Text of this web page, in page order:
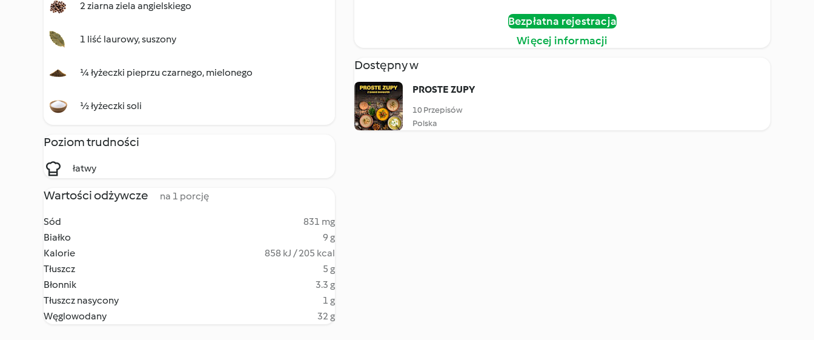
2 ziarna ziela angielskiego
1 liść laurowy, suszony
¼ łyżeczki pieprzu czarnego, mielonego
½ łyżeczki soli
Poziom trudności
łatwy
Wartości odżywcze na 1 porcję
Sód
831 mg
Białko
9 g
Kalorie
858 kJ / 205 kcal
Tłuszcz
5 g
Błonnik
3.3 g
Tłuszcz nasycony
1 g
Węglowodany
32 g
Bezpłatna rejestracja
Więcej informacji
Dostępny w
PROSTE ZUPY
10 Przepisów
Polska